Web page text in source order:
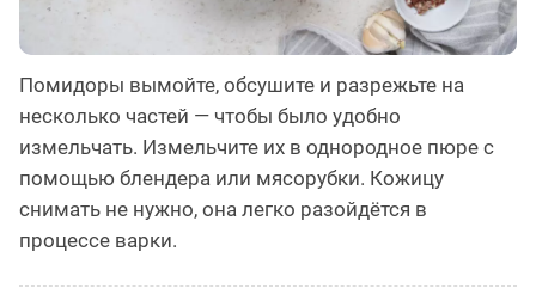
Помидоры вымойте, обсушите и разрежьте на
несколько частей — чтобы было удобно
измельчать. Измельчите их в однородное пюре с
помощью блендера или мясорубки. Кожицу
снимать не нужно, она легко разойдётся в
процессе варки.